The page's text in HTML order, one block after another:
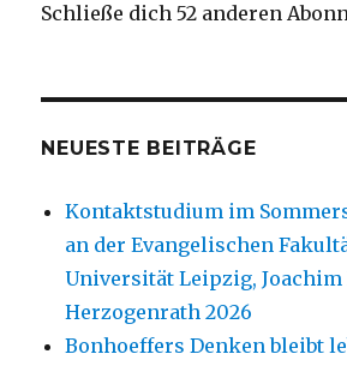
Schließe dich 52 anderen
NEUESTE BEITRÄGE
Kontaktstudium im
an der Evangelischen
Universität Leipzig, Joachim
Herzogenrath 2026
Bonhoeffers Denken bleibt